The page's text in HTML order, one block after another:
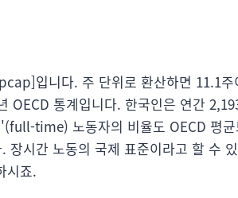
입니다. 주 단위로 환산하면 11.1주
OECD 통계입니다. 한국인은 연간
time) 노동자의 비율도 OECD 평
시간 노동의 국제 표준이라고 할 수
시죠.